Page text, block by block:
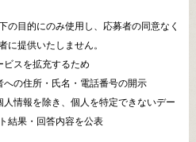
の目的にのみ使用し、応募者の同意なく
に提供いたしません。
ビスを拡充するため
の住所・氏名・電話番号の開示
情報を除き、個人を特定できないデー
結果・回答内容を公表